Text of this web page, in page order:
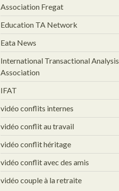
Association Fregat
Education TA Network
Eata News
International Transactional Analysis
Association
IFAT
vidéo conflits internes
vidéo conflit au travail
vidéo conflit héritage
vidéo conflit avec des amis
vidéo couple à la retraite